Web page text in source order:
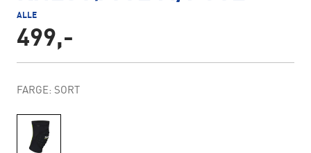
ALLE
499,-
FARGE: SORT